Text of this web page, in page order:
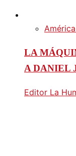
LA
A DANIEL
Editor La